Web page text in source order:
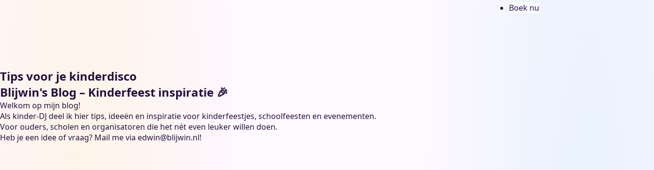
Boek nu
Tips voor je kinderdisco
Blijwin's Blog – Kinderfeest inspiratie 🎉
Welkom op mijn blog!
Als kinder-DJ deel ik hier tips, ideeën en inspiratie voor kinderfeestjes, schoolfeesten en evenementen.
Voor ouders, scholen en organisatoren die het nét even leuker willen doen.
Heb je een idee of vraag? Mail me via edwin@blijwin.nl!